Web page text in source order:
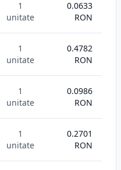
1
unitate
0.0633
RON
1
unitate
0.4782
RON
1
unitate
0.0986
RON
1
unitate
0.2701
RON